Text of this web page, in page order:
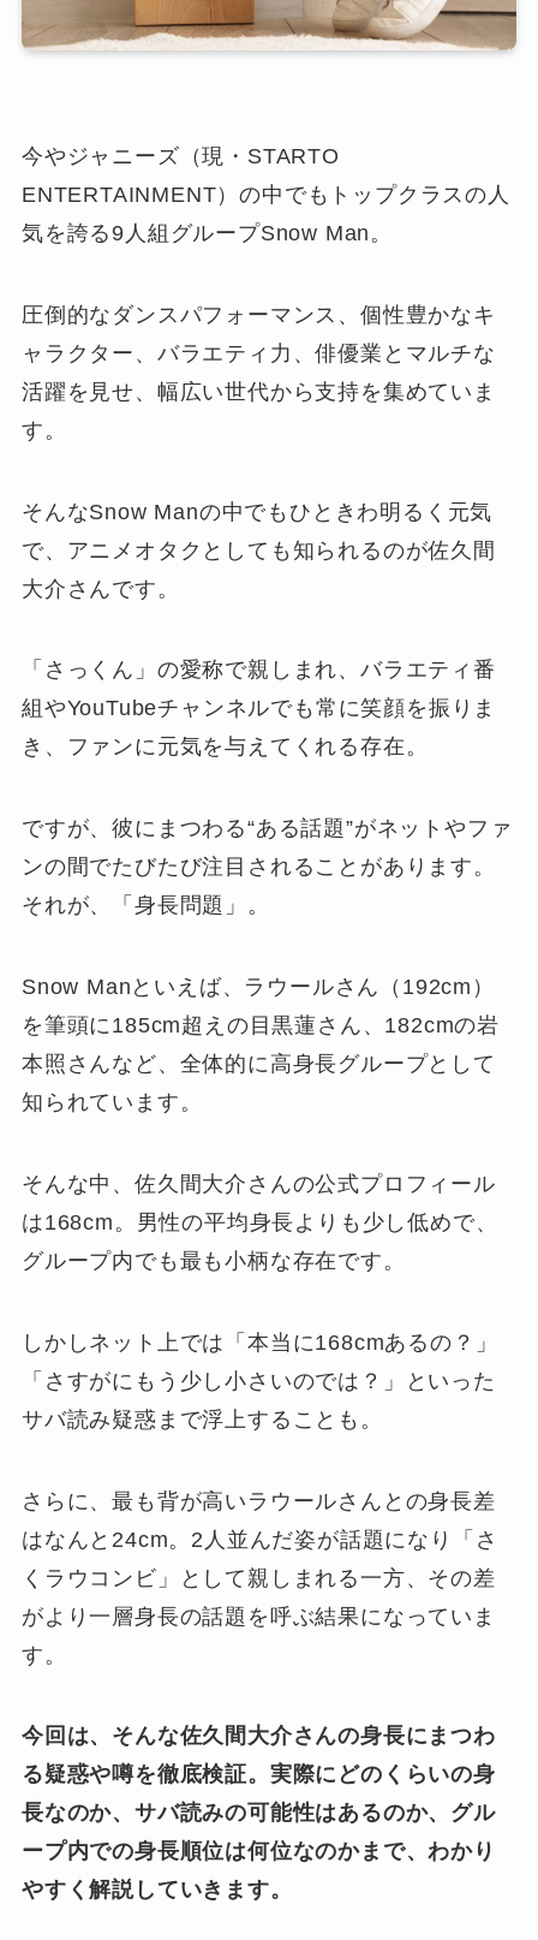
今やジャニーズ（現・STARTO
ENTERTAINMENT）の中でもトップクラスの人
気を誇る9人組グループSnow Man。
圧倒的なダンスパフォーマンス、個性豊かなキ
ャラクター、バラエティ力、俳優業とマルチな
活躍を見せ、幅広い世代から支持を集めていま
す。
そんなSnow Manの中でもひときわ明るく元気
で、アニメオタクとしても知られるのが佐久間
大介さんです。
「さっくん」の愛称で親しまれ、バラエティ番
組やYouTubeチャンネルでも常に笑顔を振りま
き、ファンに元気を与えてくれる存在。
ですが、彼にまつわる“ある話題”がネットやファ
ンの間でたびたび注目されることがあります。
それが、「身長問題」。
Snow Manといえば、ラウールさん（192cm）
を筆頭に185cm超えの目黒蓮さん、182cmの岩
本照さんなど、全体的に高身長グループとして
知られています。
そんな中、佐久間大介さんの公式プロフィール
は168cm。男性の平均身長よりも少し低めで、
グループ内でも最も小柄な存在です。
しかしネット上では「本当に168cmあるの？」
「さすがにもう少し小さいのでは？」といった
サバ読み疑惑まで浮上することも。
さらに、最も背が高いラウールさんとの身長差
はなんと24cm。2人並んだ姿が話題になり「さ
くラウコンビ」として親しまれる一方、その差
がより一層身長の話題を呼ぶ結果になっていま
す。
今回は、そんな佐久間大介さんの身長にまつわ
る疑惑や噂を徹底検証。実際にどのくらいの身
長なのか、サバ読みの可能性はあるのか、グル
ープ内での身長順位は何位なのかまで、わかり
やすく解説していきます。